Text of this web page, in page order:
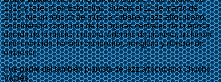
1918 y falleció en Estocolmo, Suecia el 22 de marzo de
2013, fue un músico de música cubana y jazz afrocubano,
considerado como una de las figuras centrales de la época
dorada de la música cubana. Además de pianista, su faceta
más conocida, ha sido compositor, arreglista y director de
orquesta.
Fue padre del también pianista de jazz afrocubano Chucho
Valdés.